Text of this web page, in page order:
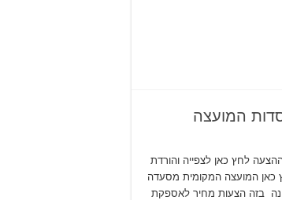
המועצה
לחץ כאן לצפייה והורדת
כאן המועצה המקומית מסעדה
בזה הצעות מחיר לאספקת